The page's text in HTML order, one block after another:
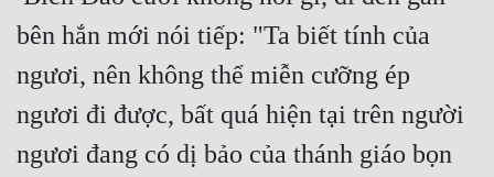
bên hắn mới nói tiếp: "Ta biết tính của
ngươi, nên không thể miễn cưỡng ép
ngươi đi được, bất quá hiện tại trên người
ngươi đang có dị bảo của thánh giáo bọn